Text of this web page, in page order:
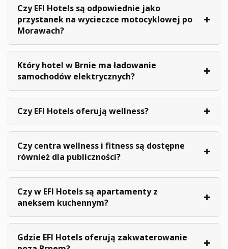
Czy EFI Hotels są odpowiednie jako
przystanek na wycieczce motocyklowej po
Morawach?
Który hotel w Brnie ma ładowanie
samochodów elektrycznych?
Czy EFI Hotels oferują wellness?
Czy centra wellness i fitness są dostępne
również dla publiczności?
Czy w EFI Hotels są apartamenty z
aneksem kuchennym?
Gdzie EFI Hotels oferują zakwaterowanie